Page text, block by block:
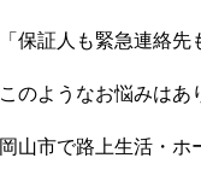
o
k
「保証人も緊急連絡先
このようなお悩みはあ
岡山市で路上生活・ホ